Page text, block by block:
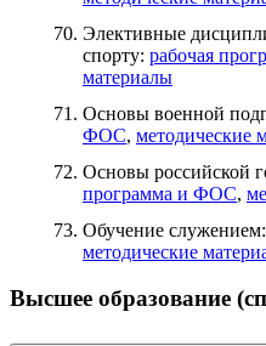
Элективные
спорту: рабочая
материалы
Основы военной
ФОС, методические
Основы российской
программа и ФОС,
Обучение служением:
методические
Высшее образование